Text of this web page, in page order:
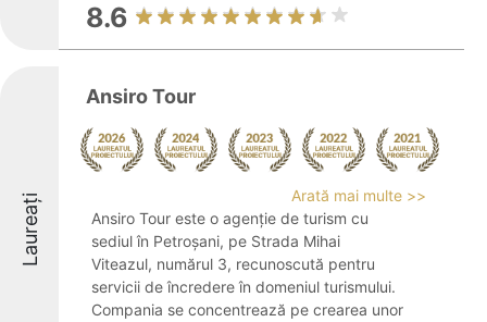
8.6
Laureați
Ansiro Tour
Arată mai multe >>
Ansiro Tour este o agenție de turism cu
sediul în Petroșani, pe Strada Mihai
Viteazul, numărul 3, recunoscută pentru
servicii de încredere în domeniul turismului.
Compania se concentrează pe crearea unor